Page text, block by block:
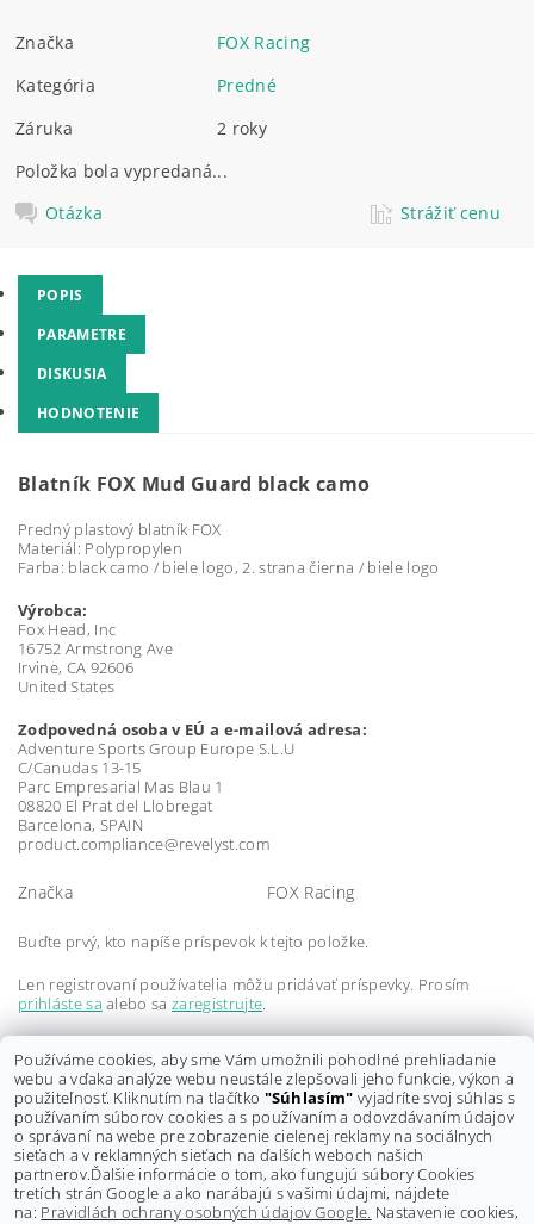
Značka
FOX Racing
Kategória
Predné
Záruka
2 roky
Položka bola vypredaná...
Otázka
Strážiť cenu
POPIS
PARAMETRE
DISKUSIA
HODNOTENIE
Blatník FOX Mud Guard black camo
Predný plastový blatník FOX
Materiál: Polypropylen
Farba: black camo / biele logo, 2. strana čierna / biele logo
Výrobca:
Fox Head, Inc
16752 Armstrong Ave
Irvine, CA 92606
United States
Zodpovedná osoba v EÚ a e-mailová adresa:
Adventure Sports Group Europe S.L.U
C/Canudas 13-15
Parc Empresarial Mas Blau 1
08820 El Prat del Llobregat
Barcelona, SPAIN
product.compliance@revelyst.com
Značka FOX Racing
Buďte prvý, kto napíše príspevok k tejto položke.
Len registrovaní používatelia môžu pridávať príspevky. Prosím
prihláste sa alebo sazaregistrujte.
Len registrovaní používatelia môžu pridávať hodnotenie. Prosím
prihláste saalebo sazaregistrujte
Používáme cookies, aby sme Vám umožnili pohodlné prehliadanie
webu a vďaka analýze webu neustále zlepšovali jeho funkcie, výkon a
použiteľnosť. Kliknutím na tlačítko "Súhlasím" vyjadríte svoj súhlas s
používaním súborov cookies a s používaním a odovzdávaním údajov
o správaní na webe pre zobrazenie cielenej reklamy na sociálnych
sieťach a v reklamných sieťach na ďalších weboch našich
partnerov.Ďalšie informácie o tom, ako fungujú súbory Cookies
tretích strán Google a ako narábajú s vašimi údajmi, nájdete
na: Pravidlách ochrany osobných údajov Google. Nastavenie cookies,